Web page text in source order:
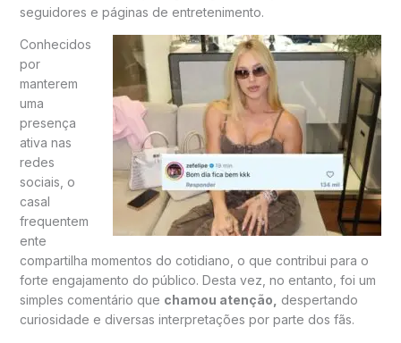
seguidores e páginas de entretenimento.
Conhecidos
por
manterem
uma
presença
ativa nas
redes
sociais, o
casal
frequentem
ente
compartilha momentos do cotidiano, o que contribui para o
forte engajamento do público. Desta vez, no entanto, foi um
simples comentário que chamou atenção,
despertando
curiosidade e diversas interpretações por parte dos fãs.